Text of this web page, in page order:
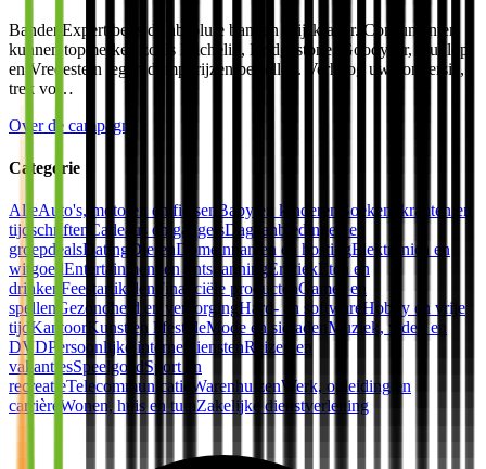
BandenExpert.be is de absolute banden prijskraker. Consumenten
kunnen topmerken zoals Michelin, Bridgestone, Goodyear, Dunlop
en Vredestein tegen dumpprijzen bestellen. Verhoog uw conversie,
trek vo…
Over de campagne
Categorie
AlleAuto's, motoren en fietsen Baby en kinderen
Boeken, kranten en
tijdschriften Cadeaus en gadgetsDagaanbiedingen en
groepdealsDating DierenDomeinnamen en hostingElektronica en
witgoedEntertainment en ontspanning ErotiekEten en
drinken Feestartikelen Financiële productenGames en
spellen Gezondheid en verzorging Hard- en software Hobby en vrije
tijd Kantoor Kunst en lifestyleMode en sieraden Muziek, video en
DVDPersoonlijke internetdienstenReizen en
vakantiesSpeelgoed Sport en
recreatieTelecommunicatie WarenhuizenWerk, opleiding en
carrière Wonen, huis en tuin Zakelijke dienstverlening